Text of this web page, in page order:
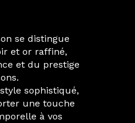
se distingue
et or raffiné,
et du prestige
sophistiqué,
une touche
à vos